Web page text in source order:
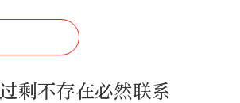
剩不存在必然联系